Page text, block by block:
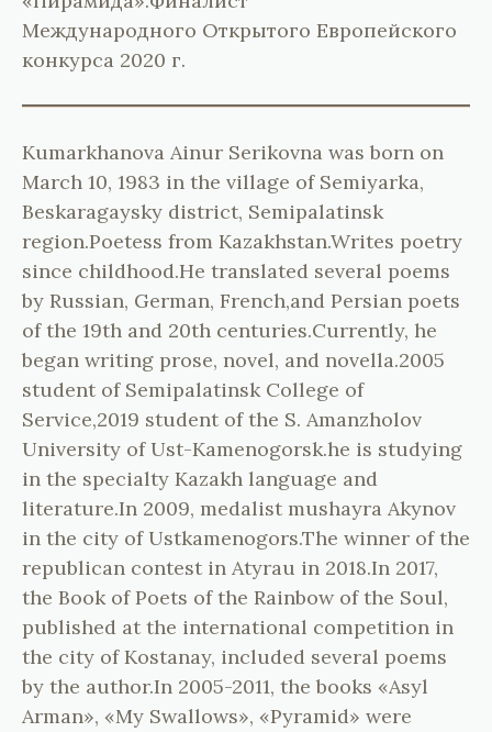
Международного Открытого Европейского
конкурса 2020 г.
Kumarkhanova Ainur Serikovna was born on
March 10, 1983 in the village of Semiyarka,
Beskaragaysky district, Semipalatinsk
region.Poetess from Kazakhstan.Writes poetry
since childhood.He translated several poems
by Russian, German, French,and Persian poets
of the 19th and 20th centuries.Currently, he
began writing prose, novel, and novella.2005
student of Semipalatinsk College of
Service,2019 student of the S. Amanzholov
University of Ust-Kamenogorsk.he is studying
in the specialty Kazakh language and
literature.In 2009, medalist mushayra Akynov
in the city of Ustkamenogors.The winner of the
republican contest in Atyrau in 2018.In 2017,
the Book of Poets of the Rainbow of the Soul,
published at the international competition in
the city of Kostanay, included several poems
by the author.In 2005-2011, the books «Asyl
Arman», «My Swallows», «Pyramid» were